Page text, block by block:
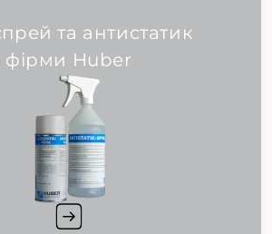
та антистатик
фірми Huber